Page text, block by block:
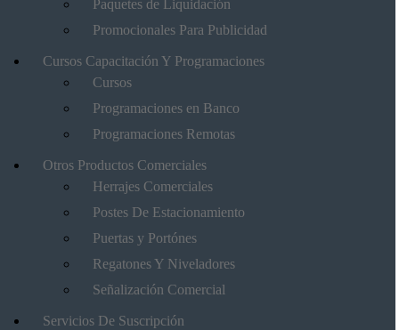
Paquetes de Liquidación
Promocionales Para Publicidad
Cursos Capacitación Y Programaciones
Cursos
Programaciones en Banco
Programaciones Remotas
Otros Productos Comerciales
Herrajes Comerciales
Postes De Estacionamiento
Puertas y Portónes
Regatones Y Niveladores
Señalización Comercial
Servicios De Suscripción